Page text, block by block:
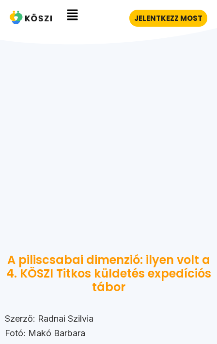
JELENTKEZZ MOST
A piliscsabai dimenzió: ilyen volt a
4. KÖSZI Titkos küldetés expedíciós
tábor
Szerző: Radnai Szilvia
Fotó: Makó Barbara